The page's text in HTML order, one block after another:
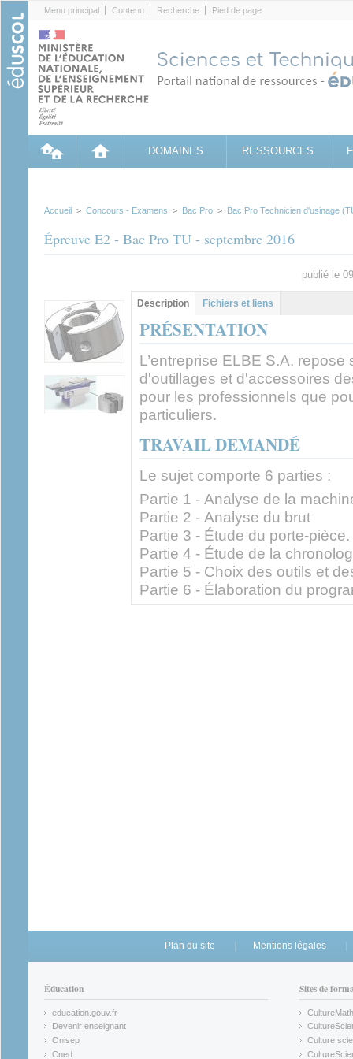
Menu principal Contenu Recherche Pied de page
DOMAINES RESSOURCES
Accueil > Concours - Examens > Bac Pro > Bac Pro Technicien d'usinage
Épreuve E2 - Bac Pro TU - septembre 2016
publié le
Groupe principal
Description (onglet
actif)
Fichiers et liens
PRÉSENTATION
L’entreprise ELBE S.A.
d'outillages et d'accessoires
pour les professionnels que
particuliers.
TRAVAIL DEMANDÉ
Le sujet comporte 6 parties :
Partie 1 - Analyse de la
Partie 2 - Analyse du brut
Partie 3 - Étude du porte-pièce.
Partie 4 - Étude de la
Partie 5 - Choix des outils et
Partie 6 - Élaboration du
Plan du site Mentions légales
Éducation
education.gouv.fr
(link is external)
Devenir enseignant
(link is external)
Onisep
(link is external)
Cned
Sites de
CultureMath
(link is
(link is
Culture